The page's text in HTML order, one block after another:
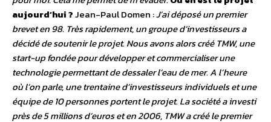
aujourd’hui ?Jean-Paul Domen :J’ai déposé un premier
brevet en 98. Très rapidement, un groupe d’investisseurs a
décidé de soutenir le projet. Nous avons alors créé TMW, une
start-up fondée pour développer et commercialiser une
technologie permettant de dessaler l’eau de mer. A l’heure
où l’on parle, une trentaine d’investisseurs individuels et une
équipe de 10 personnes portent le projet. La société a investi
près de 5 millions d’euros et en 2006, TMW a créé le premier